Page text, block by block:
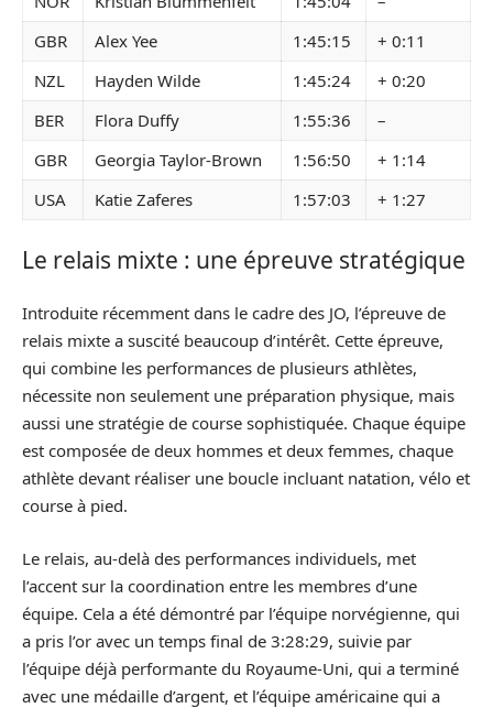
GBR
Alex Yee 1:45:15
+ 0:11
NZL
Hayden Wilde 1:45:24
+ 0:20
BER
Flora Duffy 1:55:36
–
GBR
Georgia Taylor-Brown 1:56:50
+ 1:14
USA
Katie Zaferes 1:57:03 + 1:27
Le relais mixte : une épreuve stratégique
Introduite récemment dans le cadre des JO, l’épreuve de
relais mixte a suscité beaucoup d’intérêt. Cette épreuve,
qui combine les performances de plusieurs athlètes,
nécessite non seulement une préparation physique, mais
aussi une stratégie de course sophistiquée. Chaque équipe
est composée de deux hommes et deux femmes, chaque
athlète devant réaliser une boucle incluant natation, vélo et
course à pied.
Le relais, au-delà des performances individuels, met
l’accent sur la coordination entre les membres d’une
équipe. Cela a été démontré par l’équipe norvégienne, qui
a pris l’or avec un temps final de 3:28:29, suivie par
l’équipe déjà performante du Royaume-Uni, qui a terminé
avec une médaille d’argent, et l’équipe américaine qui a